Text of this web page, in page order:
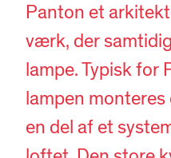
Panton et
værk, der
lampe. Typisk for
lampen
en del af et